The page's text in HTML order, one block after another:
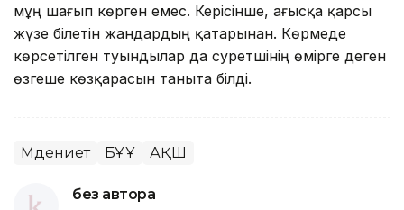
мұң шағып көрген емес. Керісінше, ағысқа қарсы
жүзе білетін жандардың қатарынан. Көрмеде
көрсетілген туындылар да суретшінің өмірге деген
өзгеше көзқарасын таныта білді.
Мәдениет БҰҰ АҚШ
без автора